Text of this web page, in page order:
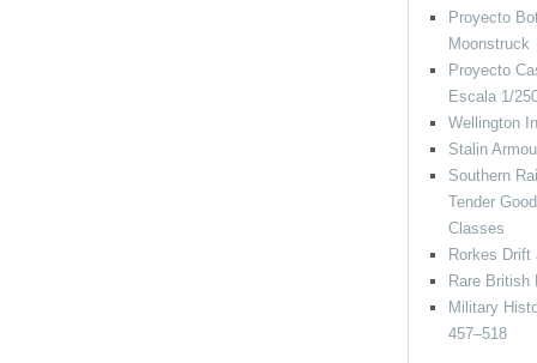
Proyecto
Moonstruck
Proyecto
Escala 1/
Wellington
Stalin
Southern
Tender
Classes
Rorkes Drift
Rare British
Military
457–518